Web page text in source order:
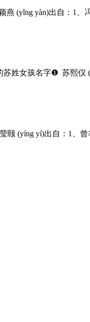
(yǐng yàn)出自：1
苏姓女孩名字❶ 苏熙
颐 (yíng yí)出自：1